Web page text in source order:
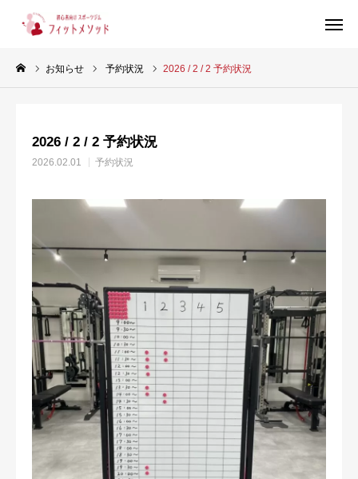
お知らせ 予約状況 2026 / 2 / 2 予約状況
2026 / 2 / 2 予約状況
2026.02.01 予約状況
当ジムについて
お客様の声
ブログ
店舗情報
お問い合わせ・ご予約
会則等
お知らせ